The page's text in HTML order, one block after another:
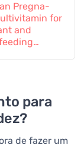
Pregna-
for
and
para
de fazer um